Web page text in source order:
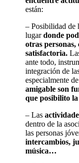
están:
– Posibilidad de
lugardonde
otras personas,
satisfactoria.
ante todo,
integración de
especialmente
amigable son
que posibilito
– Las
dentro de la
las personas
intercambios,
música…